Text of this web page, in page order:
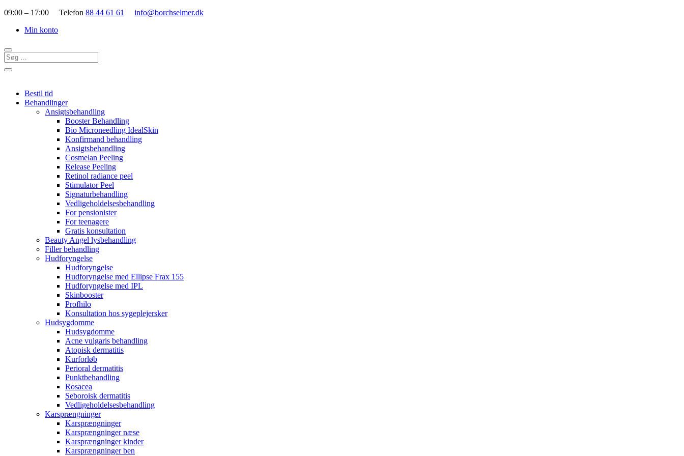
09:00 – 17:00 Telefon 88 44 61 61
info@borchselmer.dk
Min konto
Bestil tid
Behandlinger
Ansigtsbehandling
Booster Behandling
Bio Microneedling IdealSkin
Konfirmand behandling
Ansigtsbehandling
Cosmelan Peeling
Release Peeling
Retinol radiance peel
Stimulator Peel
Signaturbehandling
Vedligeholdelsesbehandling
For pensionister
For teenagere
Gratis konsultation
Beauty Angel lysbehandling
Filler behandling
Hudforyngelse
Hudforyngelse
Hudforyngelse med Ellipse Frax 155
Hudforyngelse med IPL
Skinbooster
Profhilo
Konsultation hos sygeplejersker
Hudsygdomme
Hudsygdomme
Acne vulgaris behandling
Atopisk dermatitis
Kurforløb
Perioral dermatitis
Punktbehandling
Rosacea
Seboroisk dermatitis
Vedligeholdelsesbehandling
Karsprængninger
Karsprængninger
Karsprængninger næse
Karsprængninger kinder
Karsprængninger ben